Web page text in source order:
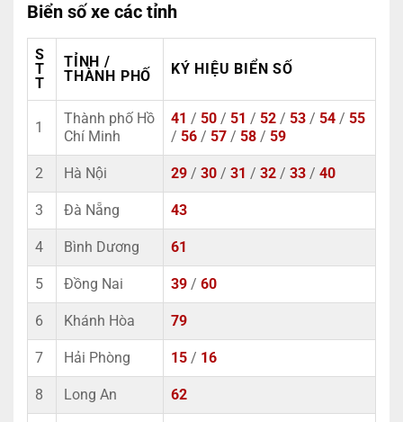
Biển số xe các tỉnh
S
T
T
TỈNH /
THÀNH PHỐ
KÝ HIỆU BIỂN SỐ
1
Thành phố Hồ
Chí Minh
41 / 50 / 51 / 52 / 53 / 54 / 55
/ 56 / 57 / 58 / 59
2 Hà Nội 29 / 30 / 31 / 32 / 33 / 40
3 Đà Nẵng 43
4 Bình Dương 61
5 Đồng Nai 39 / 60
6 Khánh Hòa 79
7 Hải Phòng 15 / 16
8 Long An 62